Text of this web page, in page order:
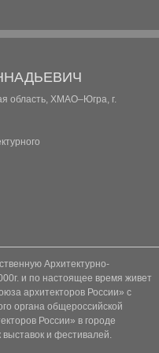
область, ХМАО–Югра, г.
Архитектурно-
и по настоящее время живет
архитекторов России» с
органа общероссийской
России» в городе
выставок и фестивалей.